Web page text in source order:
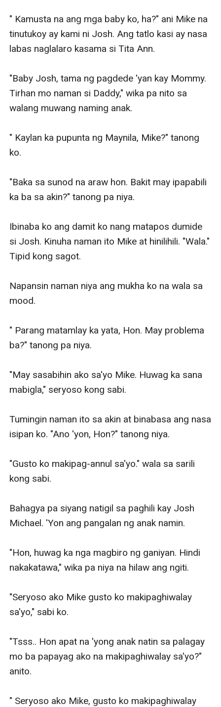
" Kamusta na ang mga baby ko, ha?" ani Mike na
tinutukoy ay kami ni Josh. Ang tatlo kasi ay nasa
labas naglalaro kasama si Tita Ann.
"Baby Josh, tama ng pagdede 'yan kay Mommy.
Tirhan mo naman si Daddy," wika pa nito sa
walang muwang naming anak.
" Kaylan ka pupunta ng Maynila, Mike?" tanong
ko.
"Baka sa sunod na araw hon. Bakit may ipapabili
ka ba sa akin?" tanong pa niya.
Ibinaba ko ang damit ko nang matapos dumide
si Josh. Kinuha naman ito Mike at hinilihili. "Wala."
Tipid kong sagot.
Napansin naman niya ang mukha ko na wala sa
mood.
" Parang matamlay ka yata, Hon. May problema
ba?" tanong pa niya.
"May sasabihin ako sa'yo Mike. Huwag ka sana
mabigla," seryoso kong sabi.
Tumingin naman ito sa akin at binabasa ang nasa
isipan ko. "Ano 'yon, Hon?" tanong niya.
"Gusto ko makipag-annul sa'yo." wala sa sarili
kong sabi.
Bahagya pa siyang natigil sa paghili kay Josh
Michael. 'Yon ang pangalan ng anak namin.
"Hon, huwag ka nga magbiro ng ganiyan. Hindi
nakakatawa," wika pa niya na hilaw ang ngiti.
"Seryoso ako Mike gusto ko makipaghiwalay
sa'yo," sabi ko.
"Tsss.. Hon apat na 'yong anak natin sa palagay
mo ba papayag ako na makipaghiwalay sa'yo?"
anito.
" Seryoso ako Mike, gusto ko makipaghiwalay